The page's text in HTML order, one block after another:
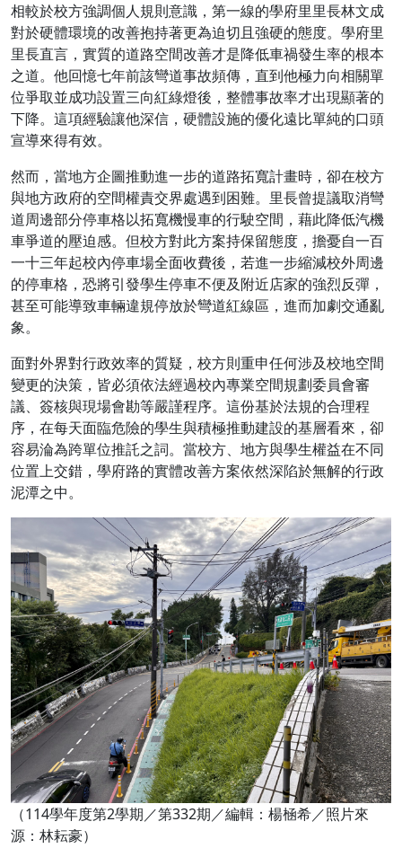
相較於校方強調個人規則意識，第一線的學府里里長林文成
對於硬體環境的改善抱持著更為迫切且強硬的態度。學府里
里長直言，實質的道路空間改善才是降低車禍發生率的根本
之道。他回憶七年前該彎道事故頻傳，直到他極力向相關單
位爭取並成功設置三向紅綠燈後，整體事故率才出現顯著的
下降。這項經驗讓他深信，硬體設施的優化遠比單純的口頭
宣導來得有效。
然而，當地方企圖推動進一步的道路拓寬計畫時，卻在校方
與地方政府的空間權責交界處遇到困難。里長曾提議取消彎
道周邊部分停車格以拓寬機慢車的行駛空間，藉此降低汽機
車爭道的壓迫感。但校方對此方案持保留態度，擔憂自一百
一十三年起校內停車場全面收費後，若進一步縮減校外周邊
的停車格，恐將引發學生停車不便及附近店家的強烈反彈，
甚至可能導致車輛違規停放於彎道紅線區，進而加劇交通亂
象。
面對外界對行政效率的質疑，校方則重申任何涉及校地空間
變更的決策，皆必須依法經過校內專業空間規劃委員會審
議、簽核與現場會勘等嚴謹程序。這份基於法規的合理程
序，在每天面臨危險的學生與積極推動建設的基層看來，卻
容易淪為跨單位推託之詞。當校方、地方與學生權益在不同
位置上交錯，學府路的實體改善方案依然深陷於無解的行政
泥潭之中。
（114學年度第2學期／第332期／編輯：楊㮀希／照片來
源：林耘豪）